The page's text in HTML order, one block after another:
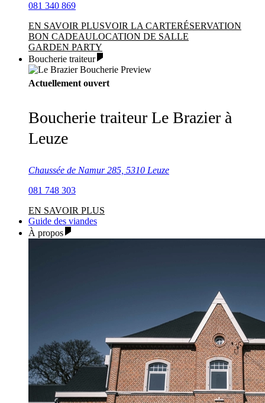
081 340 869
EN SAVOIR PLUSVOIR LA CARTERÉSERVATION
BON CADEAULOCATION DE SALLE
GARDEN PARTY
Boucherie traiteur
Actuellement ouvert
Boucherie traiteur Le Brazier à
Leuze
Chaussée de Namur 285, 5310 Leuze
081 748 303
EN SAVOIR PLUS
Guide des viandes
À propos